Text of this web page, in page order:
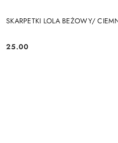
SKARPETKI LOLA BEŻOWY/
Cena:
25.00